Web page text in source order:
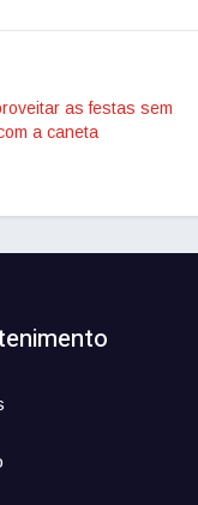
as festas sem
a caneta